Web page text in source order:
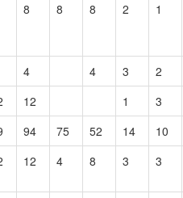
8 8 8 2 1
4 4 3
2
12 1
3
94 75 52 14
10
12 4 8 3 3